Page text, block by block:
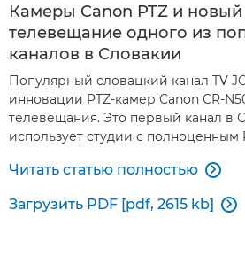
Камеры Canon PTZ и новый
телевещание одного из
каналов в Словакии
Популярный словацкий канал TV
инновации PTZ-камер Canon CR-
телевещания. Это первый канал в
использует студии с полноценным
Читать статью полностью 
Загрузить PDF [pdf, 2615 kb] 